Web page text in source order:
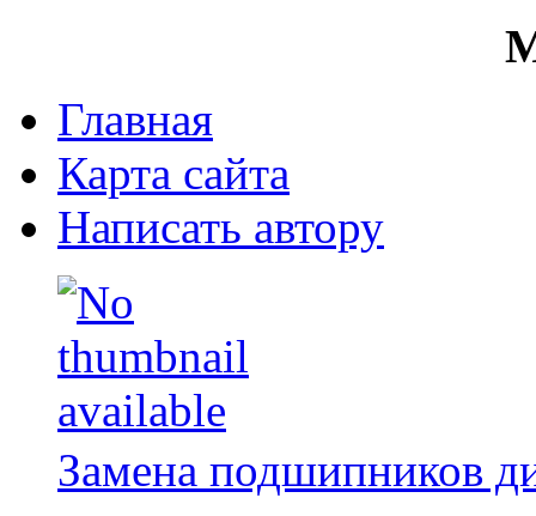
Главная
Карта сайта
Написать автору
Замена подшипников